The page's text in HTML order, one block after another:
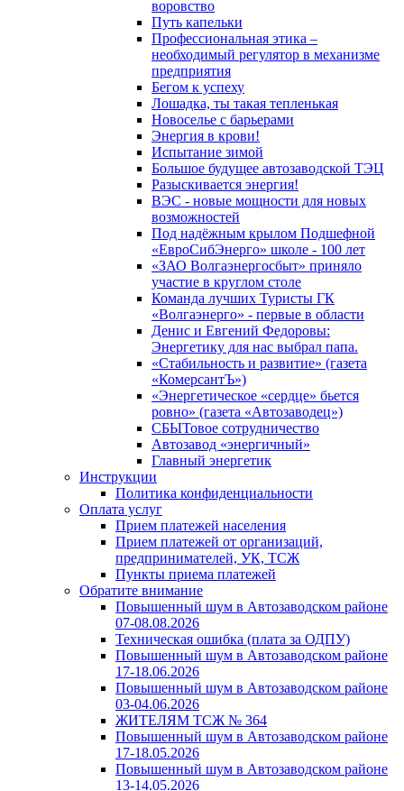
воровство
Путь капельки
Профессиональная этика –
необходимый регулятор в механизме
предприятия
Бегом к успеху
Лошадка, ты такая тепленькая
Новоселье с барьерами
Энергия в крови!
Испытание зимой
Большое будущее автозаводской ТЭЦ
Разыскивается энергия!
ВЭС - новые мощности для новых
возможностей
Под надёжным крылом Подшефной
«ЕвроСибЭнерго» школе - 100 лет
«ЗАО Волгаэнергосбыт» приняло
участие в круглом столе
Команда лучших Туристы ГК
«Волгаэнерго» - первые в области
Денис и Евгений Федоровы:
Энергетику для нас выбрал папа.
«Стабильность и развитие» (газета
«КомерсантЪ»)
«Энергетическое «сердце» бьется
ровно» (газета «Автозаводец»)
СБЫТовое сотрудничество
Автозавод «энергичный»
Главный энергетик
Инструкции
Политика конфиденциальности
Оплата услуг
Прием платежей населения
Прием платежей от организаций,
предпринимателей, УК, ТСЖ
Пункты приема платежей
Обратите внимание
Повышенный шум в Автозаводском районе
07-08.08.2026
Техническая ошибка (плата за ОДПУ)
Повышенный шум в Автозаводском районе
17-18.06.2026
Повышенный шум в Автозаводском районе
03-04.06.2026
ЖИТЕЛЯМ ТСЖ № 364
Повышенный шум в Автозаводском районе
17-18.05.2026
Повышенный шум в Автозаводском районе
13-14.05.2026